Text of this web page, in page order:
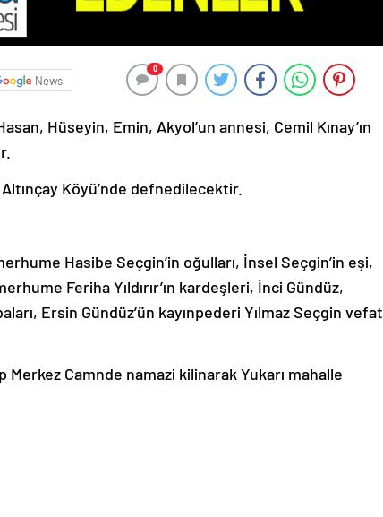
News
0
Hüseyin, Emin, Akyol’un annesi, Cemil Kınay’ın
Köyü’nde defnedilecektir.
Hasibe Seçgin’in oğulları, İnsel Seçgin’in eşi,
Feriha Yıldırır’ın kardeşleri, İnci Gündüz,
Ersin Gündüz’ün kayınpederi Yılmaz Seçgin vefat
Merkez Camnde namazi kilinarak Yukarı mahalle